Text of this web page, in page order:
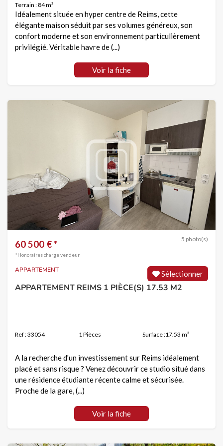
Terrain : 84 m²
Idéalement située en hyper centre de Reims, cette
élégante maison séduit par ses volumes généreux, son
confort moderne et son environnement particulièrement
privilégié. Véritable havre de (...)
Voir la fiche
5 photo(s)
60 500 € *
*Honoraires charge vendeur
Sélectionner
APPARTEMENT
APPARTEMENT REIMS 1 PIÈCE(S) 17.53 M2
Ref : 33054 1 Pièces Surface :17.53 m²
A la recherche d'un investissement sur Reims idéalement
placé et sans risque ? Venez découvrir ce studio situé dans
une résidence étudiante récente calme et sécurisée.
Proche de la gare, (...)
Voir la fiche